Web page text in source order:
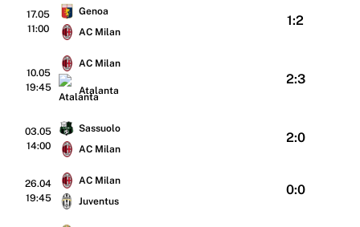
17.05
11:00
Genoa
AC Milan
1:2
10.05
19:45
AC Milan
Atalanta
2:3
03.05
14:00
Sassuolo
AC Milan
2:0
26.04
19:45
AC Milan
Juventus
0:0